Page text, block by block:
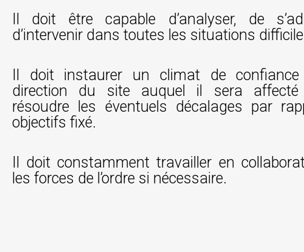
Il doit être capable d’analyser, de
d’intervenir dans toutes les situations
Il doit instaurer un climat de
direction du site auquel il sera
résoudre les éventuels décalages par
objectifs fixé.
Il doit constamment travailler en
les forces de l’ordre si nécessaire.